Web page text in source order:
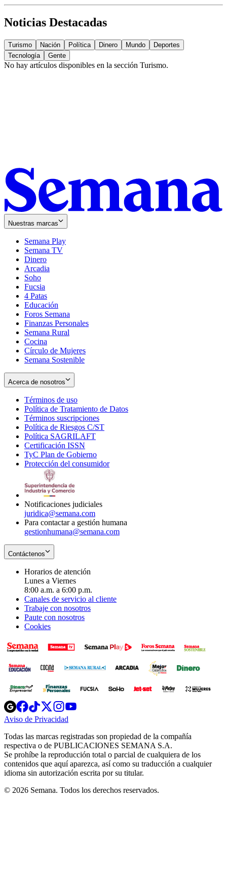
Noticias Destacadas
Turismo Nación Política Dinero Mundo
Deportes
Tecnología
Gente
No hay artículos disponibles en la sección Turismo.
Nuestras marcas
Semana Play
Semana TV
Dinero
Arcadia
Soho
in
new
window
Fucsia
in
new
window
4 Patas
Educación
Foros Semana
Finanzas Personales
Semana Rural
Cocina
Círculo de Mujeres
Semana Sostenible
Acerca de nosotros
Términos de uso
in
new
window
Política de Tratamiento de Datos
Términos suscripciones
in
Política de Riesgos C/ST
Política SAGRILAFT
new
window
Certificación ISSN
in
new
TyC Plan de Gobierno
in
Protección del consumidorOpens
Notificaciones judiciales
juridica@semana.com
Para contactar a gestión humana
gestionhumana@semana.com
Contáctenos
Horarios de atención
Lunes a Viernes
8:00 a.m. a 6:00 p.m.
Canales de servicio al cliente
Trabaje con nosotros
Paute con nosotros
Cookies
Opens
in
new
Opens
in
new
Opens
in
new
window
Opens
new
windowwindow
Aviso de Privacidad
new
window
Todas las marcas registradas son propiedad de la compañía
respectiva o de PUBLICACIONES SEMANA S.A.
Se prohíbe la reproducción total o parcial de cualquiera de los
contenidos que aquí aparezca, así como su traducción a cualquier
idioma sin autorización escrita por su titular.
© 2026 Semana. Todos los derechos reservados.